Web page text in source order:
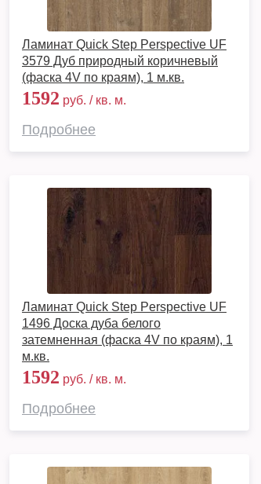
Ламинат Quick Step Perspective UF
3579 Дуб природный коричневый
(фаска 4V по краям), 1 м.кв.
1592 руб. / кв. м.
Подробнее
Ламинат Quick Step Perspective UF
1496 Доска дуба белого
затемненная (фаска 4V по краям), 1
м.кв.
1592 руб. / кв. м.
Подробнее